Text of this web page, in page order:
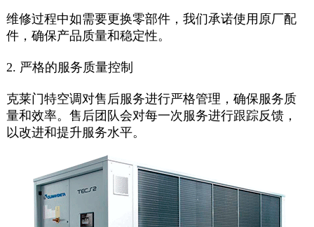
维修过程中如需要更换零部件，我们承诺使用原厂配
件，确保产品质量和稳定性。
2. 严格的服务质量控制
克莱门特空调对售后服务进行严格管理，确保服务质
量和效率。售后团队会对每一次服务进行跟踪反馈，
以改进和提升服务水平。